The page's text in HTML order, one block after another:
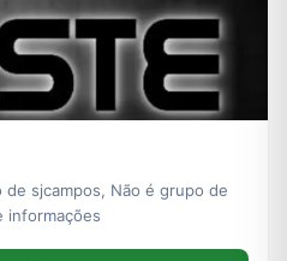
sjcampos, Não é grupo de
informações